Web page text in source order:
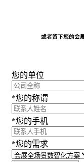
或者留下您的会
您的单位
*您的称谓
*您的手机
*您的需求